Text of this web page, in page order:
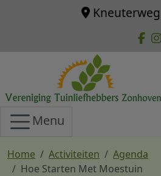
Overslaan en naar de inhoud gaan
Menu
Home Activiteiten
Agenda
Hoe Starten Met Moestuin